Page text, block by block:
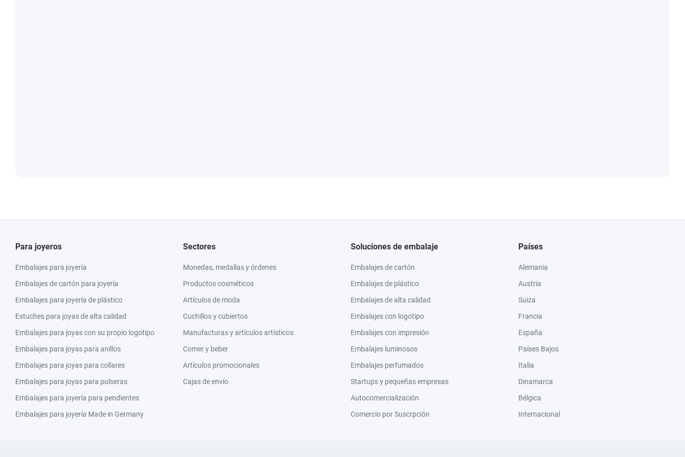
Para joyeros
Embalajes para joyería
Embalajes de cartón para joyería
Embalajes para joyería de plástico
Estuches para joyas de alta calidad
Embalajes para joyas con su propio logotipo
Embalajes para joyas para anillos
Embalajes para joyas para collares
Embalajes para joyas para pulseras
Embalajes para joyería para pendientes
Embalajes para joyería Made in Germany
Sectores
Monedas, medallas y órdenes
Productos cosméticos
Artículos de moda
Cuchillos y cubiertos
Manufacturas y artículos artísticos
Comer y beber
Artículos promocionales
Cajas de envío
Soluciones de embalaje
Embalajes de cartón
Embalajes de plástico
Embalajes de alta calidad
Embalajes con logotipo
Embalajes con impresión
Embalajes luminosos
Embalajes perfumados
Startups y pequeñas empresas
Autocomercialización
Comercio por Suscrpción
Países
Alemania
Austria
Suiza
Francia
España
Países Bajos
Italia
Dinamarca
Bélgica
Internacional